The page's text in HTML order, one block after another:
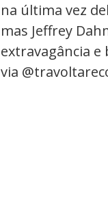
na última vez
mas Jeffrey
extravagância
via